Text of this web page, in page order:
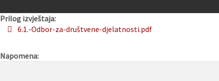
Prilog izvještaja:
6.1.-Odbor-za-društvene-djelatnosti.pdf
Napomena: